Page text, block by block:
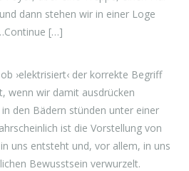
dann stehen wir in einer Loge
[…]
›elektrisiert‹ der korrekte Begriff
wenn wir damit ausdrücken
den Bädern stünden unter einer
ist die Vorstellung von
uns entsteht und, vor allem, in uns
Bewusstsein verwurzelt.